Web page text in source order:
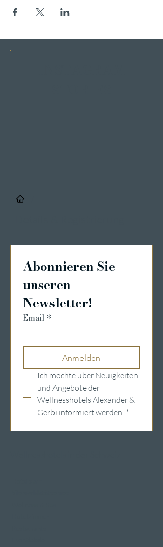
Abonnieren Sie
unseren
Newsletter!
Email *
Anmelden
Ich möchte über Neuigkeiten
und Angebote der
Wellnesshotels Alexander &
Gerbi informiert werden. *